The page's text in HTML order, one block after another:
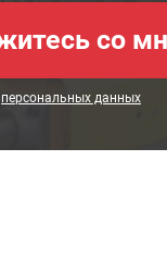
персональных данных